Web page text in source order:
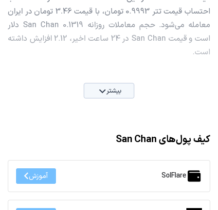
احتساب قیمت تتر 0.9993 تومان، با قیمت 3.46 تومان در ایران
معامله می‌شود. حجم معاملات روزانه San Chan 0.1319 دلار
است و قیمت San Chan در 24 ساعت اخیر، 2.12 افزایش داشته
است.
بیشتر
کیف پول‌های San Chan
SolFlare آموزش